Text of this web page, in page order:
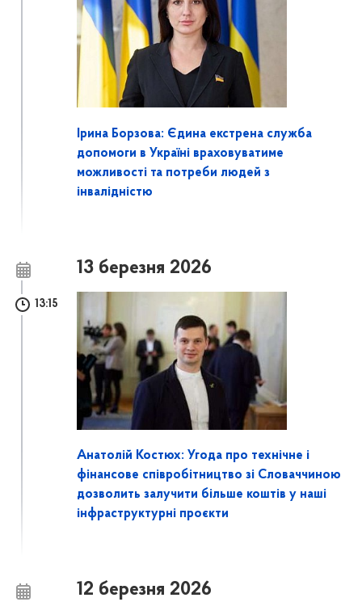
Ірина Борзова: Єдина екстрена служба
допомоги в Україні враховуватиме
можливості та потреби людей з
інвалідністю
13 березня 2026
13:15
Анатолій Костюх: Угода про технічне і
фінансове співробітництво зі Словаччиною
дозволить залучити більше коштів у наші
інфраструктурні проєкти
12 березня 2026